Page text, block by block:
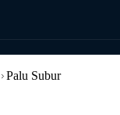
Palu Subur